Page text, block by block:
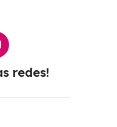
redes!